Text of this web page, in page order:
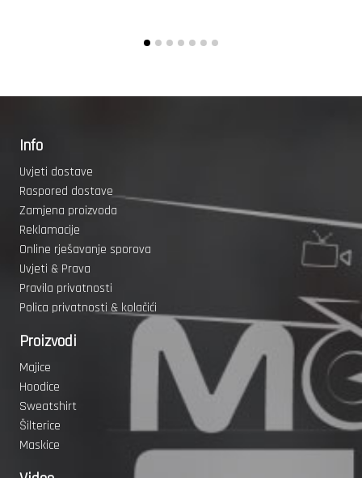
Info
Uvjeti dostave
Raspored dostave
Zamjena proizvoda
Reklamacije
Online rješavanje sporova
Uvjeti & Prava
Pravila privatnosti
Polica privatnosti & kolačići
Proizvodi
Majice
Hoodice
Sweatshirt
Šilterice
Maskice